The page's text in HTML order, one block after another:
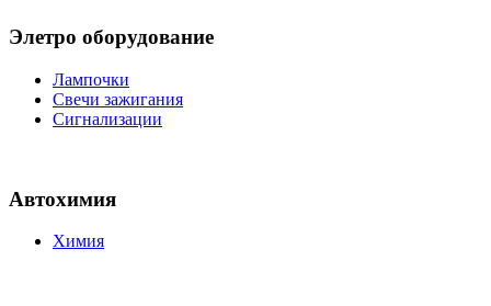
Элетро оборудование
Лампочки
Свечи зажигания
Сигнализации
Автохимия
Химия